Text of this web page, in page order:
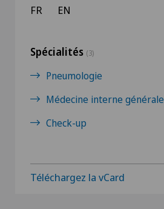
FR EN
Spécialités (3)
Pneumologie
Médecine interne générale
Check-up
Téléchargez la vCard